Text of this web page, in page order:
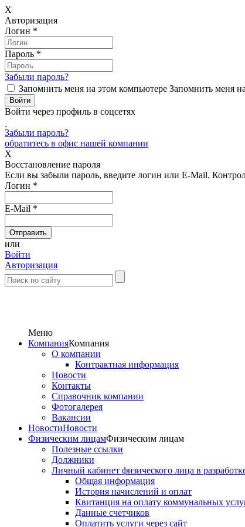
X
Авторизация
Логин *
Пароль *
Забыли пароль?
Запомнить меня на этом компьютере Запомнить меня
Войти через профиль в соцсетях
Забыли пароль?
обратитесь в офис нашей компании
X
Восстановление пароля
Если вы забыли пароль, введите логин или E-Mail.
Логин *
E-Mail *
или
Войти
Авторизация
Меню
КомпанияКомпания
О компании
Контрактная информация
Новости
Контакты
Справочник компании
Фотогалерея
Вакансии
НовостиНовости
Физическим лицамФизическим лицам
Полезные ссылки
Должники
Личный кабинет физического лица в
Общая информация
История начислений и оплат
Квитанция на оплату коммунальных
Данные счетчиков
Оплатить услуги через сайт